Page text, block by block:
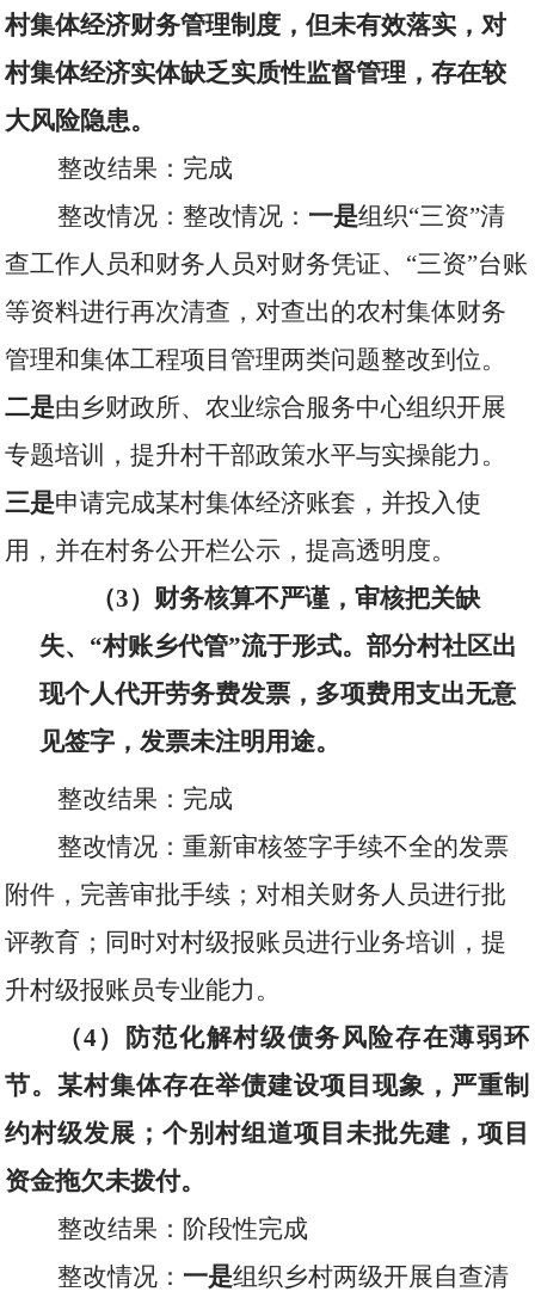
村集体经济财务管理制度，但未有效落实，对
村集体经济实体缺乏实质性监督管理，存在较
大风险隐患。
整改结果：完成
整改情况：整改情况： 一是组织“三资”清
查工作人员和财务人员对财务凭证、“三资”台账
等资料进行再次清查，对查出的农村集体财务
管理和集体工程项目管理两类问题整改到位。
二是由乡财政所、农业综合服务中心组织开展
专题培训，提升村干部政策水平与实操能力。
三是申请完成某村集体经济账套，并投入使
用，并在村务公开栏公示，提高透明度。
（3）财务核算不严谨，审核把关缺
失、“村账乡代管”流于形式。部分村社区出
现个人代开劳务费发票，多项费用支出无意
见签字，发票未注明用途。
整改结果：完成
整改情况：重新审核签字手续不全的发票
附件，完善审批手续；对相关财务人员进行批
评教育；同时对村级报账员进行业务培训，提
升村级报账员专业能力。
（4）
防范化解村级债务风险存在薄弱环
节。某村集体存在举债建设项目现象，严重制
约村级发展；个别村组道项目未批先建，项目
资金拖欠未拨付。
整改结果：阶段性完成
整改情况： 一是组织乡村两级开展自查清